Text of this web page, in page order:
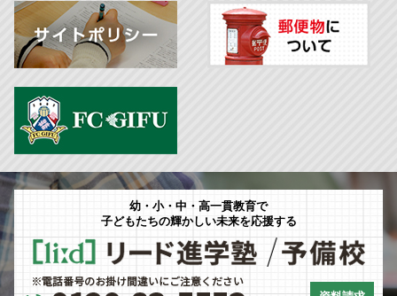
幼・小・中・高一貫教育で
子どもたちの輝かしい未来を応援する